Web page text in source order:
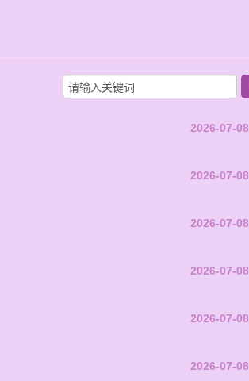
2026-07-08
2026-07-08
2026-07-08
2026-07-08
2026-07-08
2026-07-08